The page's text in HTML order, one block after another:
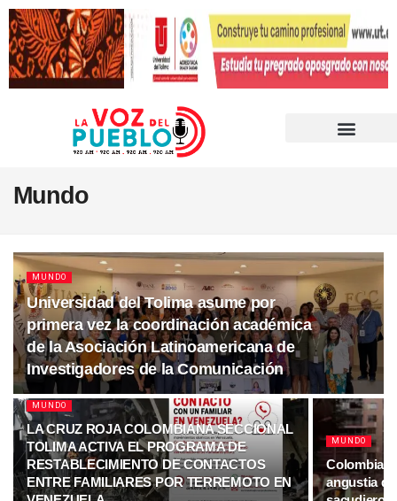
Mundo
MUNDO
Universidad del Tolima asume por
primera vez la coordinación académica
de la Asociación Latinoamericana de
Investigadores de la Comunicación
MUNDO
LA CRUZ ROJA COLOMBIANA SECCIONAL
TOLIMA ACTIVA EL PROGRAMA DE
RESTABLECIMIENTO DE CONTACTOS
ENTRE FAMILIARES POR TERREMOTO EN
MUNDO
angustia